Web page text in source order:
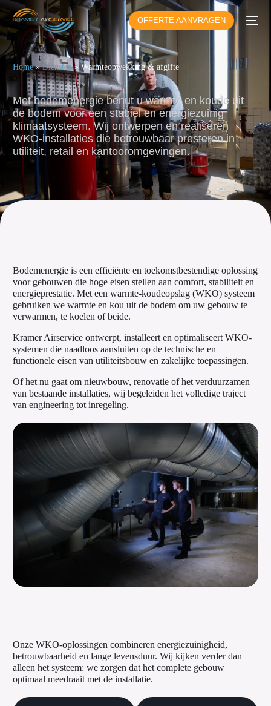
OFFERTE AANVRAGEN
Home»Diensten»Warmteopwekking & afgifte
Met bodemenergie benut u warmte en koude uit
de bodem voor een stabiel en energiezuinig
klimaatsysteem. Wij ontwerpen en realiseren
WKO-installaties die betrouwbaar presteren in
utiliteit, retail en kantooromgevingen.
Bodemenergie is een efficiënte en toekomstbestendige oplossing
voor gebouwen die hoge eisen stellen aan comfort, stabiliteit en
energieprestatie. Met een warmte-koudeopslag (WKO) systeem
gebruiken we warmte en kou uit de bodem om uw gebouw te
verwarmen, te koelen of beide.
Kramer Airservice ontwerpt, installeert en optimaliseert WKO-
systemen die naadloos aansluiten op de technische en
functionele eisen van utiliteitsbouw en zakelijke toepassingen.
Of het nu gaat om nieuwbouw, renovatie of het verduurzamen
van bestaande installaties, wij begeleiden het volledige traject
van engineering tot inregeling.
Onze WKO-oplossingen combineren energiezuinigheid,
betrouwbaarheid en lange levensduur. Wij kijken verder dan
alleen het systeem: we zorgen dat het complete gebouw
optimaal meedraait met de installatie.